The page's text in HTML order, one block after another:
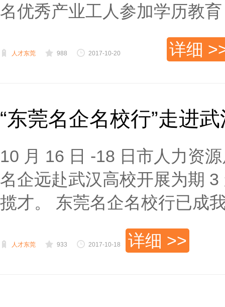
名优秀产业工人参加学历教
人才东莞 988 2017-10-20 详细
“东莞名企名校行”走进
10 月 16 日 -18 日市人力资
名企远赴武汉高校开展为期
揽才。 东莞名企名校行已成
人才东莞 933 2017-10-18 详细 >>